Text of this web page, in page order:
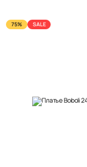
75% SALE